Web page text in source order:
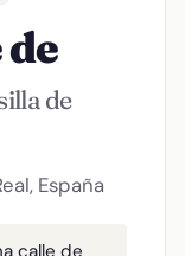
de
España
calle de